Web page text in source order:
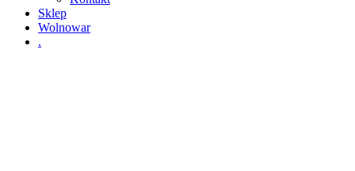
Sklep
Wolnowar
.